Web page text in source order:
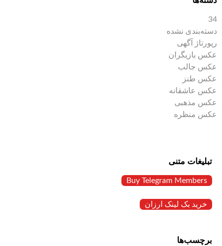
34
دسته‌بندی نشده
رپورتاژ آگهی
عکس بازیگران
عکس جالب
عکس طنز
عکس عاشقانه
عکس مذهبی
عکس منظره
تبلیغات متنی
Buy Telegram Members
خرید بک لینک ارزان
برچسب‌ها